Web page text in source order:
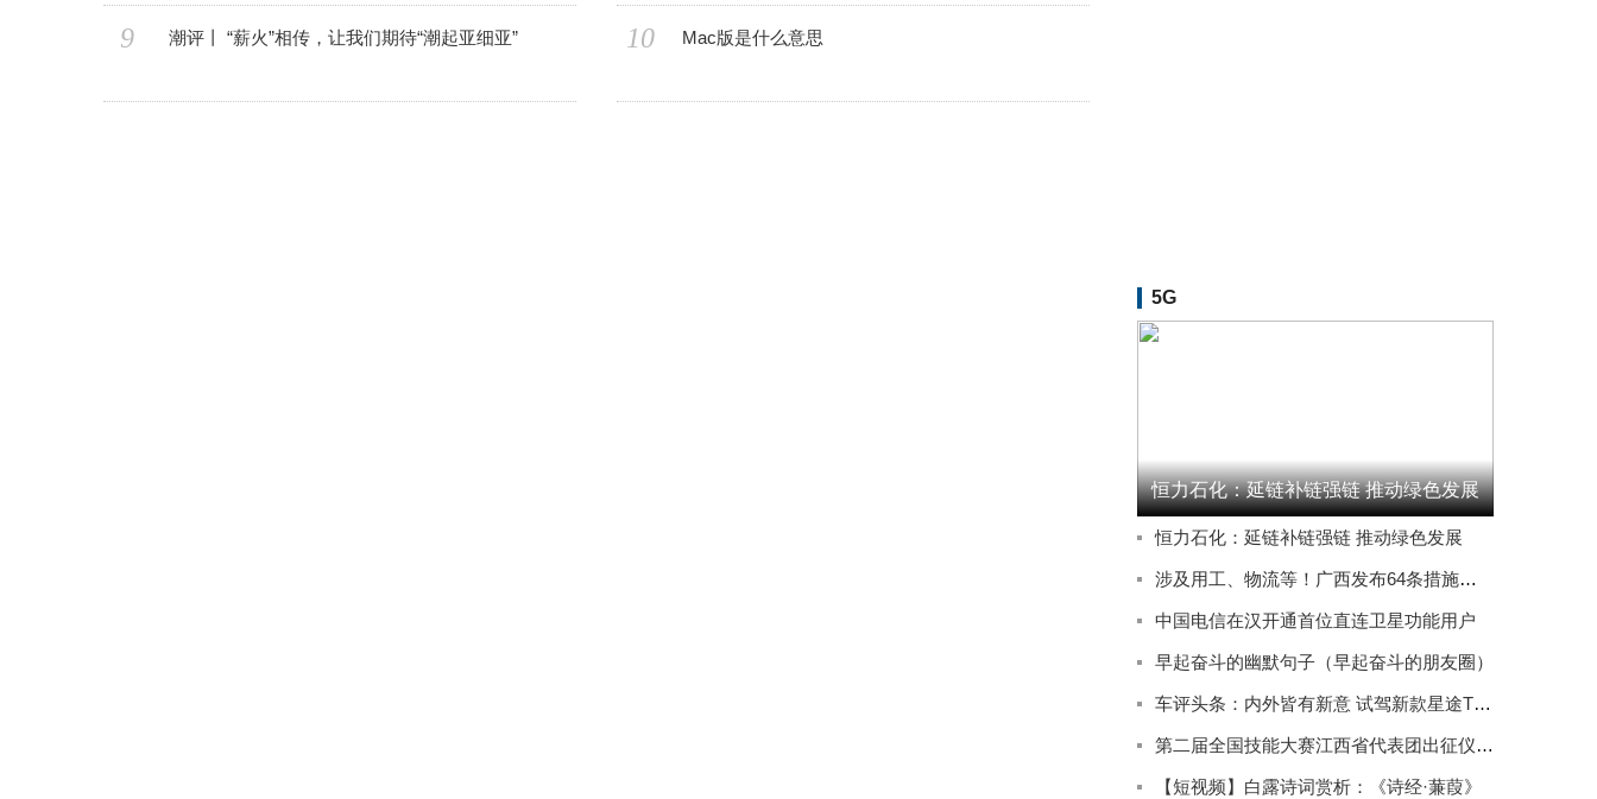
9 潮评丨 “薪火”相传，让我们期待“潮起亚细亚” 10 Mac版是什么意思
5G
恒力石化：延链补链强链 推动绿色发展
恒力石化：延链补链强链 推动绿色发展
涉及用工、物流等！广西发布64条措施推动实体经济高质量发展
中国电信在汉开通首位直连卫星功能用户
早起奋斗的幽默句子（早起奋斗的朋友圈）
车评头条：内外皆有新意 试驾新款星途TXL四驱星尊版
第二届全国技能大赛江西省代表团出征仪式在南昌举行
【短视频】白露诗词赏析：《诗经·蒹葭》